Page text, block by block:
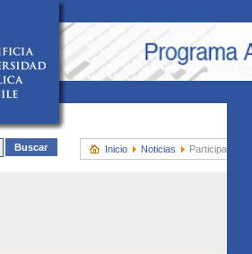
Inicio Noticias Participa del